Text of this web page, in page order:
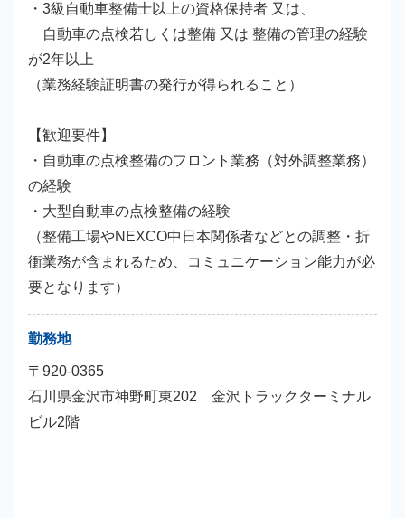
・3級自動車整備士以上の資格保持者 又は、
自動車の点検若しくは整備 又は 整備の管理の経験
が2年以上
（業務経験証明書の発行が得られること）
【歓迎要件】
・自動車の点検整備のフロント業務（対外調整業務）
の経験
・大型自動車の点検整備の経験
（整備工場やNEXCO中日本関係者などとの調整・折
衝業務が含まれるため、コミュニケーション能力が必
要となります）
勤務地
〒920-0365
石川県金沢市神野町東202 金沢トラックターミナル
ビル2階